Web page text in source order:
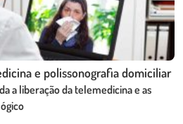
e polissonografia domiciliar
a liberação da telemedicina e as